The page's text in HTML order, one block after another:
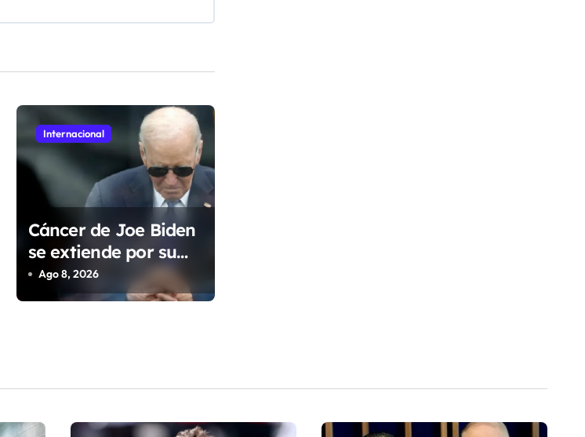
Internacional
Cáncer de Joe Biden
se extiende por su
cuerpo y causa
metástasis en sus
Ago 8, 2026